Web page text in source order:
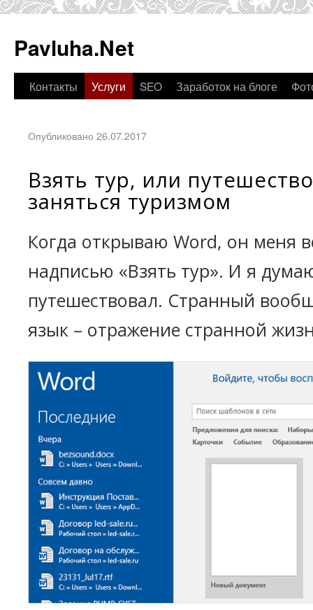
Pavluha.Net
Контакты Услуги SEO Заработок на блоге
Опубликовано 26.07.2017
Взять тур, или
заняться туризмом
Когда открываю Word, он меня
надписью «Взять тур». И я
путешествовал. Странный
язык – отражение странной